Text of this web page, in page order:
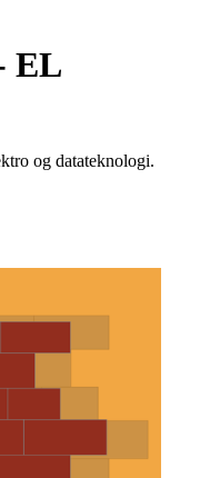
EL
og datateknologi.